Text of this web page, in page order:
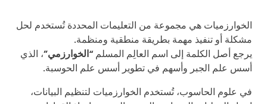
الخوارزميات هي مجموعة من التعليمات المحددة تُستخدم لحل
مشكلة أو تنفيذ مهمة بطريقة منطقية ومنظمة.
يرجع أصل الكلمة إلى اسم العالِم المسلم “الخوارزمي”، الذي
أسس علم الجبر وأسهم في تطوير أسس علم الحوسبة.
في علوم الحاسوب، تُستخدم الخوارزميات لتنظيم البيانات،